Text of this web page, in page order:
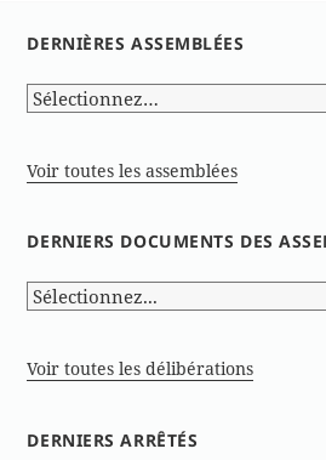
DERNIÈRES ASSEMBLÉES
Voir toutes les assemblées
DERNIERS DOCUMENTS DES
Voir toutes les délibérations
DERNIERS ARRÊTÉS